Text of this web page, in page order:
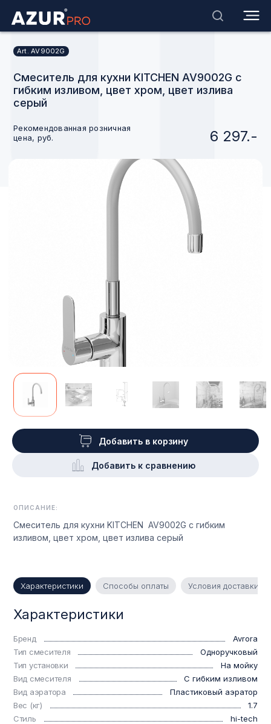
Art. AV9002G
Смеситель для кухни KITCHEN AV9002G с
гибким изливом, цвет хром, цвет излива
серый
ОПИСАНИЕ:
Смеситель для кухни KITCHEN AV9002G с гибким
изливом, цвет хром, цвет излива серый
Рекомендованная розничная
цена, руб.
6 297.-
Добавить в корзину
Добавить к сравнению
Характеристики Способы оплаты Условия доставки
Характеристики
Бренд
Avrora
Тип смесителя
Одноручковый
Тип установки
На мойку
Вид смесителя
С гибким изливом
Вид аэратора
Пластиковый аэратор
Вес (кг)
1.7
Стиль
hi-tech